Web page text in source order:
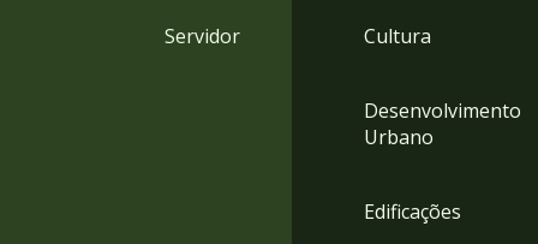
Servidor Cultura
Desenvolvimento
Urbano
Edificações